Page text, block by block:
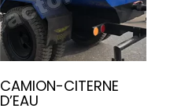
CAMION-CITERNE
D’EAU